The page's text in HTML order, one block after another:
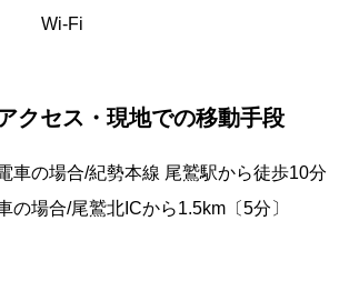
Wi-Fi
クセス・現地での移動手段
車の場合/紀勢本線 尾鷲駅から徒歩10分
の場合/尾鷲北ICから1.5km〔5分〕